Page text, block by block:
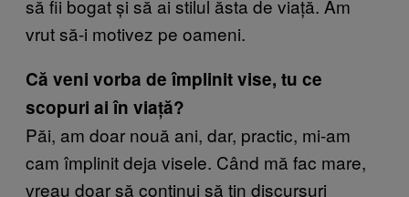
să fii bogat și să ai stilul ăsta de viață. Am
vrut să-i motivez pe oameni.
Că veni vorba de împlinit vise, tu ce
scopuri ai în viață?
Păi, am doar nouă ani, dar, practic, mi-am
cam împlinit deja visele. Când mă fac mare,
vreau doar să continui să țin discursuri